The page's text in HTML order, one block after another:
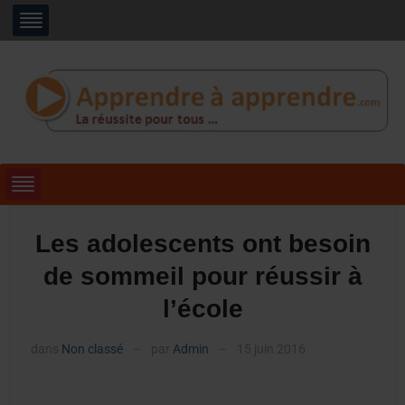
Les adolescents ont besoin
de sommeil pour réussir à
l’école
Non classé Admin